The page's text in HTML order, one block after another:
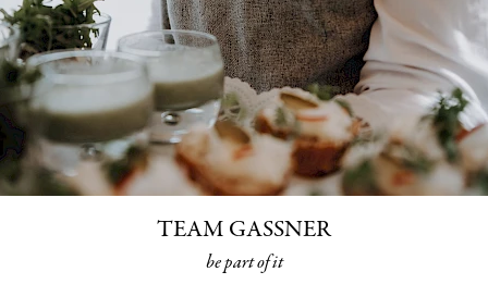
TEAM GASSNER
be part of it